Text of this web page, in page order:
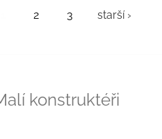
2 3 starší ›
konstruktéři